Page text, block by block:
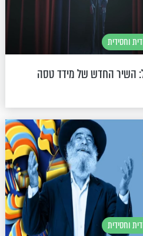
וחסידית
השיר החדש של מידד טסה
וחסידית